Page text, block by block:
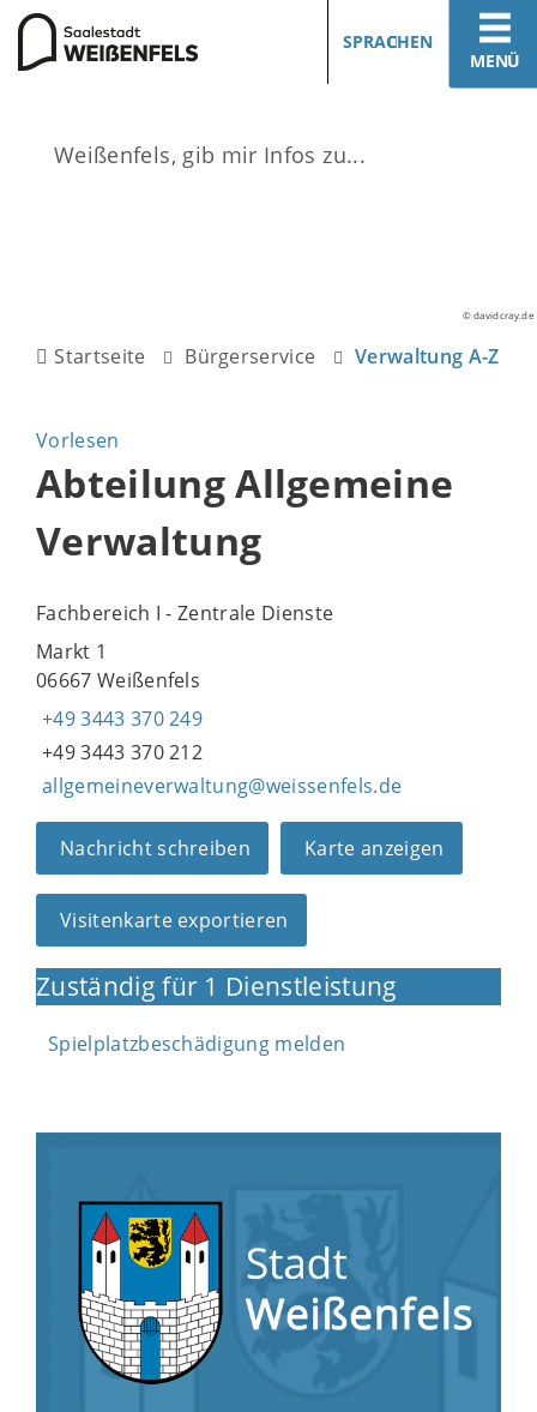
MENÜ
SPRACHEN
© davidcray.de
Startseite Bürgerservice Verwaltung A-Z
Vorlesen
Abteilung Allgemeine
Verwaltung
Fachbereich I - Zentrale Dienste
Markt 1
06667 Weißenfels
+49 3443 370 249
+49 3443 370 212
allgemeineverwaltung@weissenfels.de
Nachricht schreiben Karte anzeigen
Visitenkarte exportieren
Zuständig für 1 Dienstleistung
Spielplatzbeschädigung melden